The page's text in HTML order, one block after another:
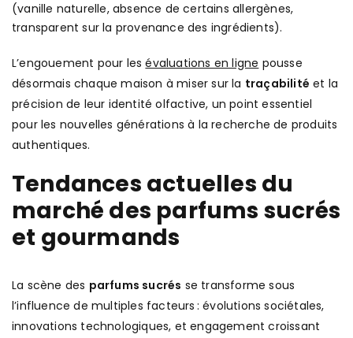
(vanille naturelle, absence de certains allergènes,
transparent sur la provenance des ingrédients).
L’engouement pour lesévaluations en ligne pousse
désormais chaque maison à miser sur la traçabilité et la
précision de leur identité olfactive, un point essentiel
pour les nouvelles générations à la recherche de produits
authentiques.
Tendances actuelles du
marché des parfums sucrés
et gourmands
La scène des parfums sucrés se transforme sous
l’influence de multiples facteurs : évolutions sociétales,
innovations technologiques, et engagement croissant